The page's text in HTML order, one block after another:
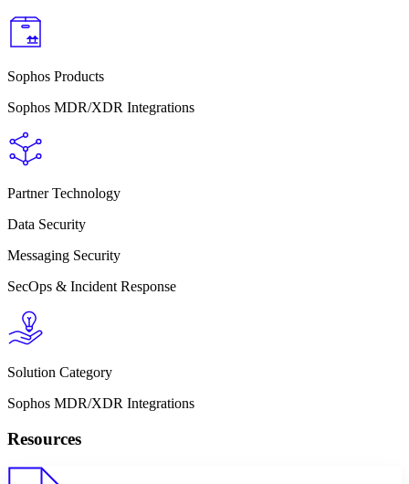
Sophos Products
Sophos MDR/XDR Integrations
Partner Technology
Data Security
Messaging Security
SecOps & Incident Response
Solution Category
Sophos MDR/XDR Integrations
Resources